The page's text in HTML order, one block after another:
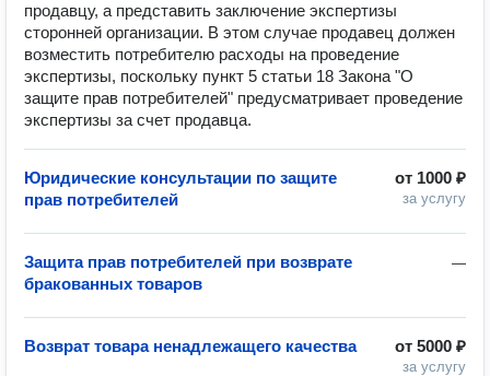
продавцу, а представить заключение экспертизы
сторонней организации. В этом случае продавец должен
возместить потребителю расходы на проведение
экспертизы, поскольку пункт 5 статьи 18 Закона "О
защите прав потребителей" предусматривает проведение
экспертизы за счет продавца.
от 1000 ₽
за услугу
Юридические консультации по защите
прав потребителей
—
Защита прав потребителей при возврате
бракованных товаров
от 5000 ₽
за услугу
Возврат товара ненадлежащего качества